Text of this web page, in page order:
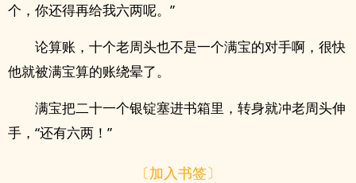
个，你还得再给我六两呢。”
论算账，十个老周头也不是一个满宝的对手啊，很快
他就被满宝算的账绕晕了。
满宝把二十一个银锭塞进书箱里，转身就冲老周头伸
手，“还有六两！”
〔加入书签〕